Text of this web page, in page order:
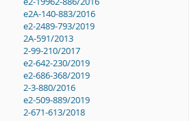
e2A-140-883/2016
e2-2489-793/2019
2A-591/2013
2-99-210/2017
e2-642-230/2019
e2-686-368/2019
2-3-880/2016
e2-509-889/2019
2-671-613/2018